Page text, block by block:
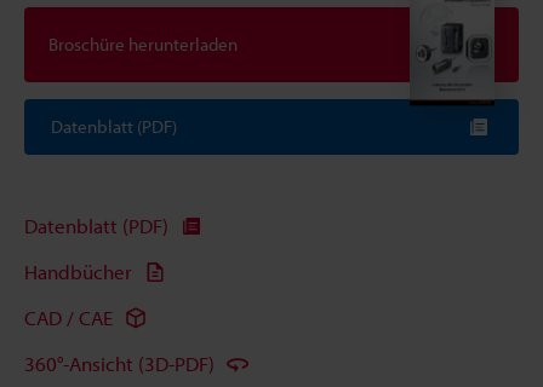
Broschüre herunterladen
Datenblatt (PDF)
Datenblatt (PDF)
Handbücher
CAD / CAE
360°-Ansicht (3D-PDF)